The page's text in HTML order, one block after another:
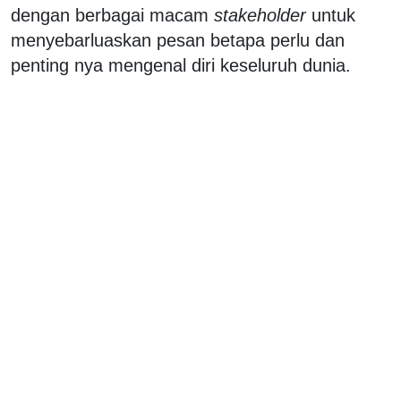
dengan berbagai macam stakeholderuntuk
menyebarluaskan pesan betapa perlu dan
penting nya mengenal diri keseluruh dunia.